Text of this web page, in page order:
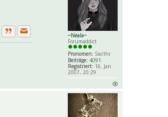
~Neala~
Forumaddict
Pronomen: Sie/Ihr
Beiträge: 4091
Registriert: 16. Jan
2007, 20:29
ZitatPrivate Nachricht senden